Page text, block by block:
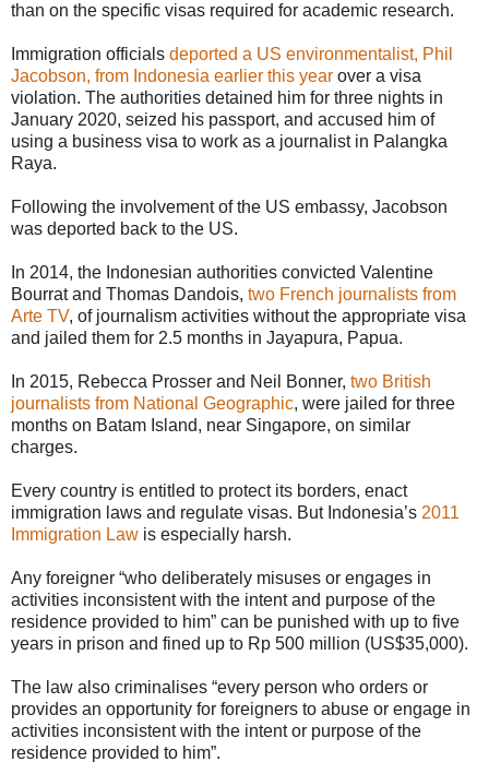
than on the specific visas required for academic research.
Immigration officials deported a US environmentalist, Phil
Jacobson, from Indonesia earlier this year over a visa
violation. The authorities detained him for three nights in
January 2020, seized his passport, and accused him of
using a business visa to work as a journalist in Palangka
Raya.
Following the involvement of the US embassy, Jacobson
was deported back to the US.
In 2014, the Indonesian authorities convicted Valentine
Bourrat and Thomas Dandois, two French journalists from
Arte TV, of journalism activities without the appropriate visa
and jailed them for 2.5 months in Jayapura, Papua.
In 2015, Rebecca Prosser and Neil Bonner, two British
journalists from National Geographic, were jailed for three
months on Batam Island, near Singapore, on similar
charges.
Every country is entitled to protect its borders, enact
immigration laws and regulate visas. But Indonesia’s 2011
Immigration Law is especially harsh.
Any foreigner “who deliberately misuses or engages in
activities inconsistent with the intent and purpose of the
residence provided to him” can be punished with up to five
years in prison and fined up to Rp 500 million (US$35,000).
The law also criminalises “every person who orders or
provides an opportunity for foreigners to abuse or engage in
activities inconsistent with the intent or purpose of the
residence provided to him”.